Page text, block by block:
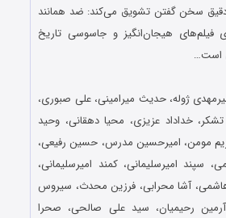
سخن گفتن تشویق می‌کند: ضد همانند
فیلم‌های هیجان‌انگیز و جاسوسی تاریخ
است…
ژوله، حدیث میرامینی، علی صبوری،
تشکر، خداداد عزیزی، محیا دهقانی، وحید
مومن، امیرحسین مدرس، حسین رفیعی،
سپند امیرسلیمانی، کمند امیرسلیمانی،
آشا محرابی، فرزین محدث، سیروس
آرمین رحیمیان، سید علی صالحی، صحرا